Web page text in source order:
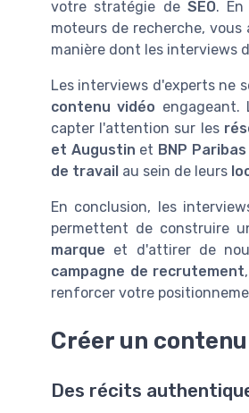
votre stratégie de SEO.
moteurs de recherche,
manière dont les interviews
Les interviews d'experts ne
contenu vidéo engageant.
capter l'attention sur les
et Augustin et BNP Paribas
de travail au sein de leurs
En conclusion, les
permettent de construire
marque et d'attirer de
campagne de recrutement
renforcer votre
Créer un
Des récits